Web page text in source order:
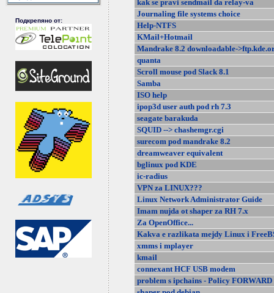
Подкрепяно от:
kak se pravi sendmail da relay-va
Journaling file systems choice
Help-NTFS
KMail+Hotmail
Mandrake 8.2 downloadable-
quanta
Scroll mouse pod Slack 8.1
Samba
ISO help
ipop3d user auth pod rh 7.3
seagate barakuda
SQUID --> chashemgr.cgi
surecom pod mandrake 8.2
dreamweaver equivalent
bglinux pod KDE
ic-radius
VPN za LINUX???
Linux Network Administrator Guide
Imam nujda ot shaper za RH 7.x
Za OpenOffice...
Kakva e razlikata mejdy Linux i
xmms i mplayer
kmail
connexant HCF USB modem
problem s ipchains - Policy FORWARD